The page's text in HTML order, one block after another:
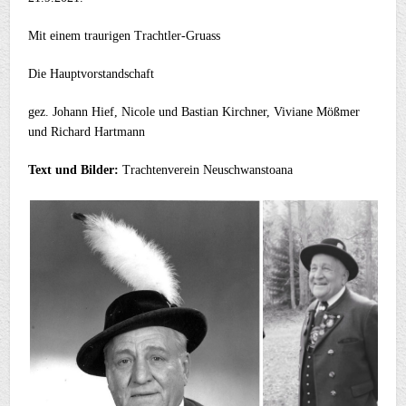
Mit einem traurigen Trachtler-Gruass
Die Hauptvorstandschaft
gez. Johann Hief, Nicole und Bastian Kirchner, Viviane Mößmer
und Richard Hartmann
Text und Bilder: Trachtenverein Neuschwanstoana